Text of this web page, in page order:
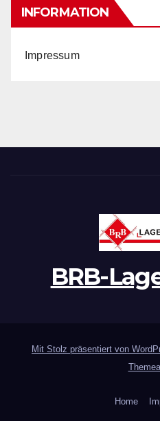
INFORMATION
Impressum
BRB-
Mit Stolz präsentiert von
Home